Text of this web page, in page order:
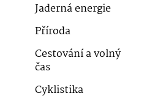
Jaderná energie
Příroda
Cestování a volný
čas
Cyklistika